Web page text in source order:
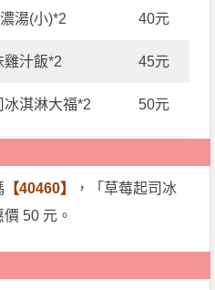
湯(小)*2 40元
雞汁飯*2 45元
冰淇淋大福*2 50元
【40460】
，「草莓起司冰
50 元。